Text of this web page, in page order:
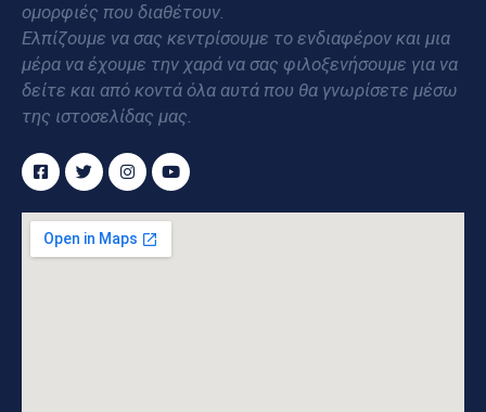
ομορφιές που διαθέτουν.
Ελπίζουμε να σας κεντρίσουμε το ενδιαφέρον και μια
μέρα να έχουμε την χαρά να σας φιλοξενήσουμε για να
δείτε και από κοντά όλα αυτά που θα γνωρίσετε μέσω
της ιστοσελίδας μας.